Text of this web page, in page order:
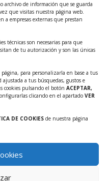
archivo de información que se guarda
que visitas nuestra página web.
a empresas externas que prestan
técnicas son necesarias para que
de tu autorización y son las únicas
para personalizarla en base a tus
a tus búsquedas, gustos e
cookies pulsando el botón ACEPTAR,
clicando en el apartado VER
DE COOKIES de nuestra página
las empresas
y escalables
Ayudas INFO
de Innovación y
para la
y
de financiación.
de servicios de